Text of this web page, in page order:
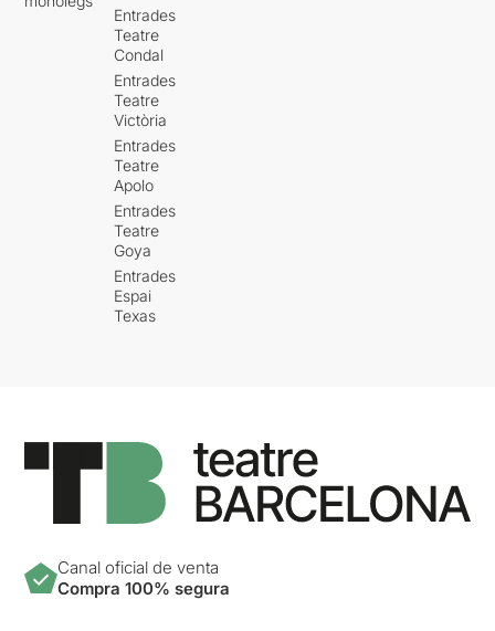
Entrades
Teatre
Condal
Entrades
Teatre
Victòria
Entrades
Teatre
Apolo
Entrades
Teatre
Goya
Entrades
Espai
Texas
Canal oficial de venta
Compra 100% segura